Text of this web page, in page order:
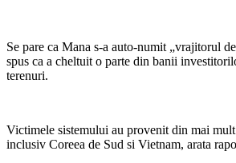
Se pare ca Mana s-a auto-numit „vrajitorul de
spus ca a cheltuit o parte din banii
terenuri.
Victimele sistemului au provenit din mai
inclusiv Coreea de Sud si Vietnam, arata